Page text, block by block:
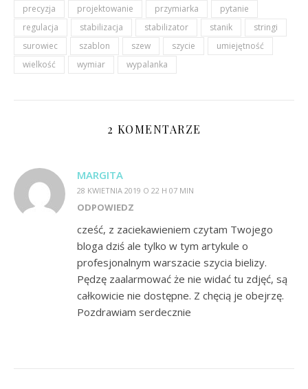
precyzja
projektowanie przymiarka
pytanie
regulacja
stabilizacja stabilizator stanik
stringi
surowiec
szablon szew szycie
umiejętność
wielkość
wymiar wypalanka
2 KOMENTARZE
MARGITA
28 KWIETNIA 2019 O 22 H 07 MIN
ODPOWIEDZ
cześć, z zaciekawieniem czytam Twojego
bloga dziś ale tylko w tym artykule o
profesjonalnym warszacie szycia bielizy.
Pędzę zaalarmować że nie widać tu zdjęć, są
całkowicie nie dostępne. Z chęcią je obejrzę.
Pozdrawiam serdecznie